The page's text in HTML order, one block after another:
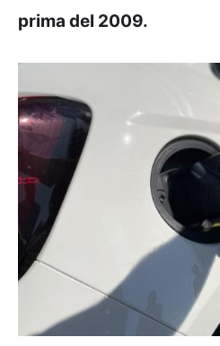
prima del 2009.